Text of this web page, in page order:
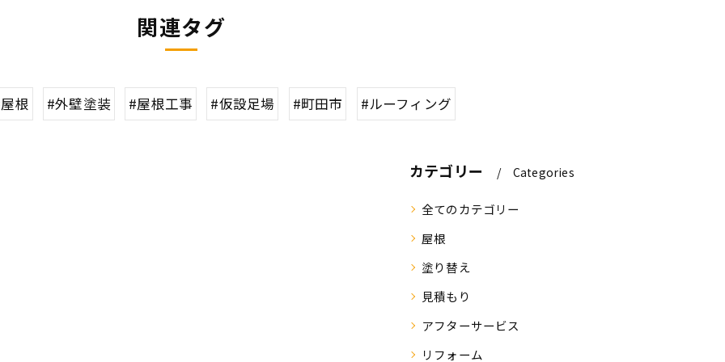
関連タグ
根 #外壁塗装 #屋根工事 #仮設足場 #町田市 #ルーフィング
カテゴリー Categories
全てのカテゴリー
屋根
塗り替え
見積もり
アフターサービス
リフォーム